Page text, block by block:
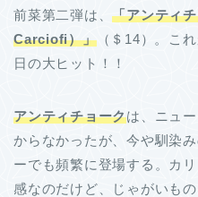
前菜第二弾は、「アンティ
Carciofi）」（＄14）。こ
日の大ヒット！！
アンティチョークは、ニュ
からなかったが、今や馴染
ーでも頻繁に登場する。カ
感なのだけど、じゃがいも